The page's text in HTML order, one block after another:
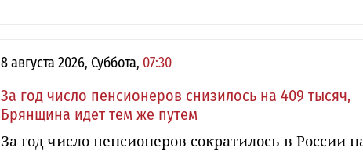
8 августа 2026, Суббота, 07:30
За год число пенсионеров снизилось на 409 тысяч,
Брянщина идет тем же путем
За год число пенсионеров сократилось в России